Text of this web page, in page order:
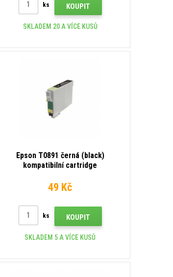
ks KOUPIT
SKLADEM 20 A VÍCE KUSŮ
Epson T0891 černá (black)
kompatibilní cartridge
49 Kč
ks KOUPIT
SKLADEM 5 A VÍCE KUSŮ